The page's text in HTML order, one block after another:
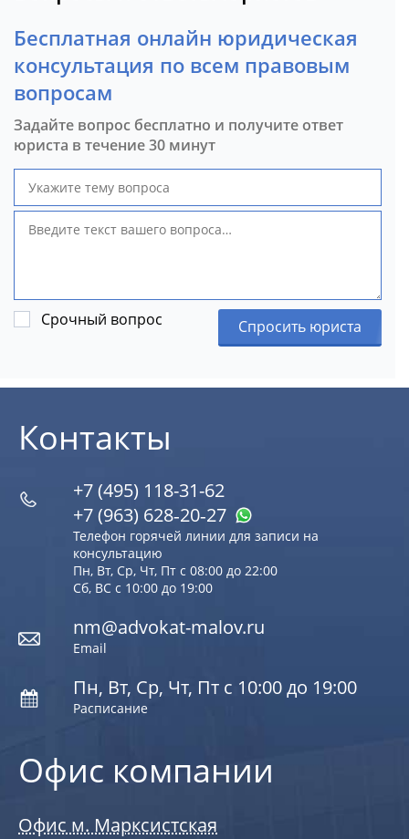
Бесплатная онлайн юридическая
консультация по всем правовым
вопросам
Задайте вопрос бесплатно и получите ответ
юриста в течение 30 минут
Срочный вопрос Спросить юриста
Офис компании
Офис м. Марксистская
Контакты
+7 (495) 118-31-62
+7 (963) 628‑20‑27
Телефон горячей линии для записи на
консультацию
Пн, Вт, Ср, Чт, Пт с 08:00 до 22:00
Сб, ВС с 10:00 до 19:00
nm@advokat-malov.ru
Email
Пн, Вт, Ср, Чт, Пт с 10:00 до 19:00
Расписание